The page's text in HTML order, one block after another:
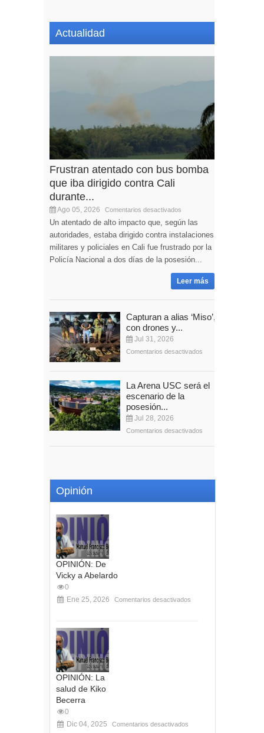
Actualidad
Frustran atentado con bus bomba
que iba dirigido contra Cali
durante...
Ago 05, 2026 Comentarios desactivados
Un atentado de alto impacto que, según las
autoridades, estaba dirigido contra instalaciones
militares y policiales en Cali fue frustrado por la
Policía Nacional a dos días de la posesión...
Leer más
Capturan a alias ‘Miso’,
con drones y...
Jul 31, 2026
Comentarios desactivados
La Arena USC será el
escenario de la
posesión...
Jul 28, 2026
Comentarios desactivados
Opinión
OPINIÓN: De
Vicky a Abelardo
0
Ene 25, 2026
Comentarios desactivados
OPINIÓN: La
salud de Kiko
Becerra
0
Dic 04, 2025
Comentarios desactivados